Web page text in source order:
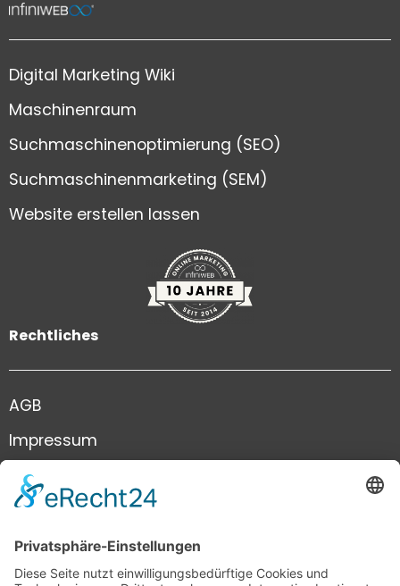
Digital Marketing Wiki
Maschinenraum
Suchmaschinenoptimierung (SEO)
Suchmaschinenmarketing (SEM)
Website erstellen lassen
Rechtliches
AGB
Impressum
Datenschutz
Kontakt
+41 41 444 81 81